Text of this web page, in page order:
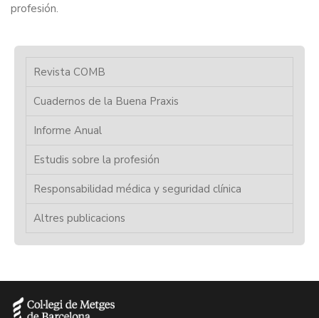
profesión.
Revista COMB
Cuadernos de la Buena Praxis
Informe Anual
Estudis sobre la profesión
Responsabilidad médica y seguridad clínica
Altres publicacions